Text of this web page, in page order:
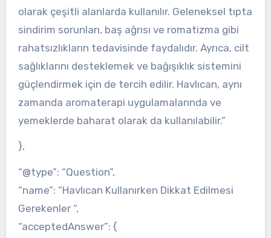
olarak çeşitli alanlarda kullanılır. Geleneksel tıpta
sindirim sorunları, baş ağrısı ve romatizma gibi
rahatsızlıkların tedavisinde faydalıdır. Ayrıca, cilt
sağlıklarını desteklemek ve bağışıklık sistemini
güçlendirmek için de tercih edilir. Havlıcan, aynı
zamanda aromaterapi uygulamalarında ve
yemeklerde baharat olarak da kullanılabilir.”
},
“@type”: “Question”,
“name”: “Havlıcan Kullanırken Dikkat Edilmesi
Gerekenler “,
“acceptedAnswer”: {